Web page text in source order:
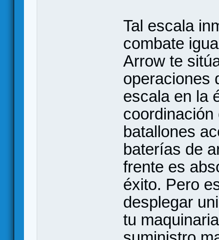
Tal escala
combate
Arrow te
operaciones
escala en la
batallones
baterías de
frente es
éxito. Pero
desplegar
tu